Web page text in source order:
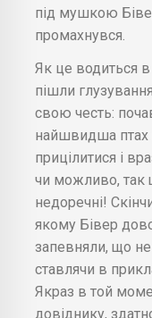
під мушкою
промахнувся.
Як це водиться
пішли
свою честь:
найшвидша птах
прицілитися і
чи можливо, так
недоречні!
якому Бівер
запевняли, що
ставлячи в
Якраз в той
довіднику,